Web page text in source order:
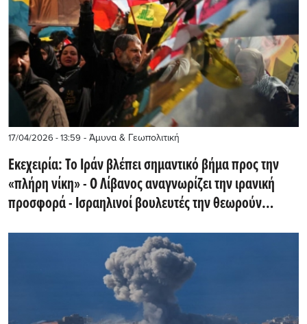
17/04/2026 - 13:59 - Άμυνα & Γεωπολιτική
Εκεχειρία: Το Ιράν βλέπει σημαντικό βήμα προς την
«πλήρη νίκη» - Ο Λίβανος αναγνωρίζει την ιρανική
προσφορά - Ισραηλινοί βουλευτές την θεωρούν